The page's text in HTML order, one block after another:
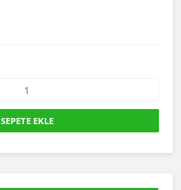
SEPETE EKLE